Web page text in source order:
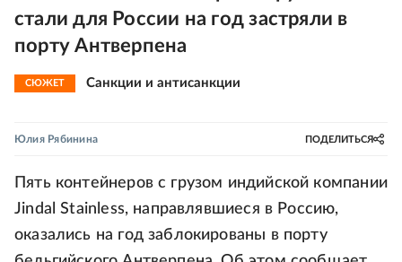
стали для России на год застряли в
порту Антверпена
СЮЖЕТ Санкции и антисанкции
Юлия Рябинина ПОДЕЛИТЬСЯ
Пять контейнеров с грузом индийской компании
Jindal Stainless, направлявшиеся в Россию,
оказались на год заблокированы в порту